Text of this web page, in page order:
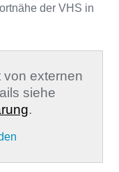
der VHS in
von externen
siehe
.